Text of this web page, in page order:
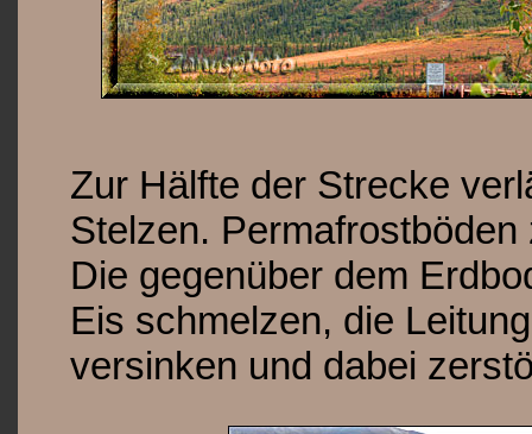
Zur Hälfte der Strecke
Stelzen.
Die gegenüber dem
Eis schmelzen, die
versinken und dabei